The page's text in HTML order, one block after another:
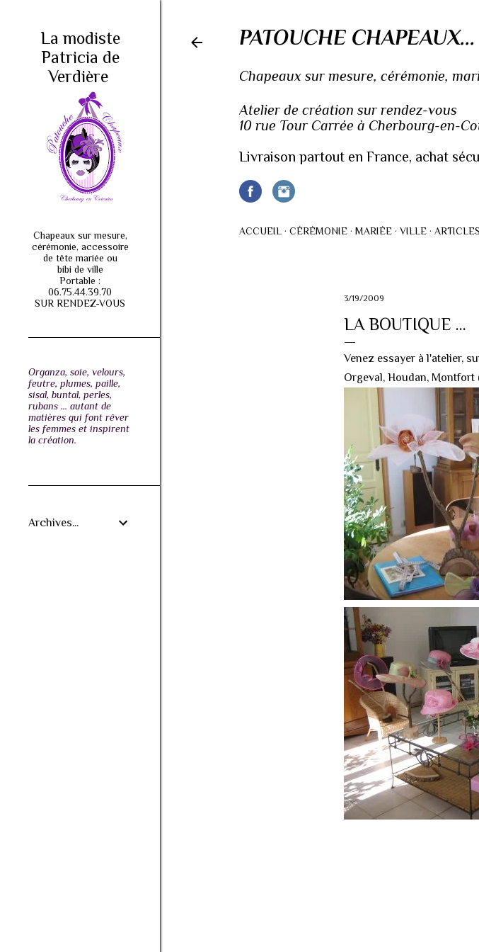
PATOUCHE
Chapeaux sur mesure, cérémonie,
Atelier de création sur rendez-vous
10 rue Tour Carrée à Cherbourg-en-
Livraison partout en France, achat
ACCUEIL CÉRÉMONIE MARIÉE VILLE
3/19/2009
LA BOUTIQUE ...
Venez essayer à l'atelier,
Orgeval, Houdan, Montfort
La modiste
Patricia de
Verdière
Chapeaux sur mesure,
cérémonie, accessoire
de tête mariée ou
bibi de ville
Portable :
06.75.44.39.70
SUR RENDEZ-VOUS
Organza, soie, velours,
feutre, plumes, paille,
sisal, buntal, perles,
rubans ... autant de
matières qui font rêver
les femmes et inspirent
la création.
Archives...